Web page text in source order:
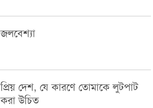
জলবেশ্যা
প্রিয় দেশ, যে কারণে তোমাকে লুটপাট
করা উচিত